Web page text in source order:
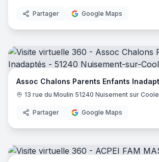
Partager Google Maps
13 rue du Moulin 51240 Nuisement sur Coole
Partager Google Maps